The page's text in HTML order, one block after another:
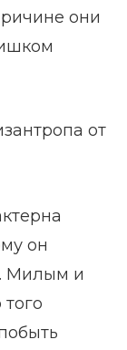
они
от
он
Милым и